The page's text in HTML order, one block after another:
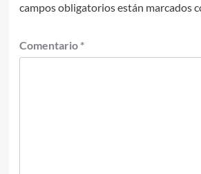
campos obligatorios están marcados
Comentario *